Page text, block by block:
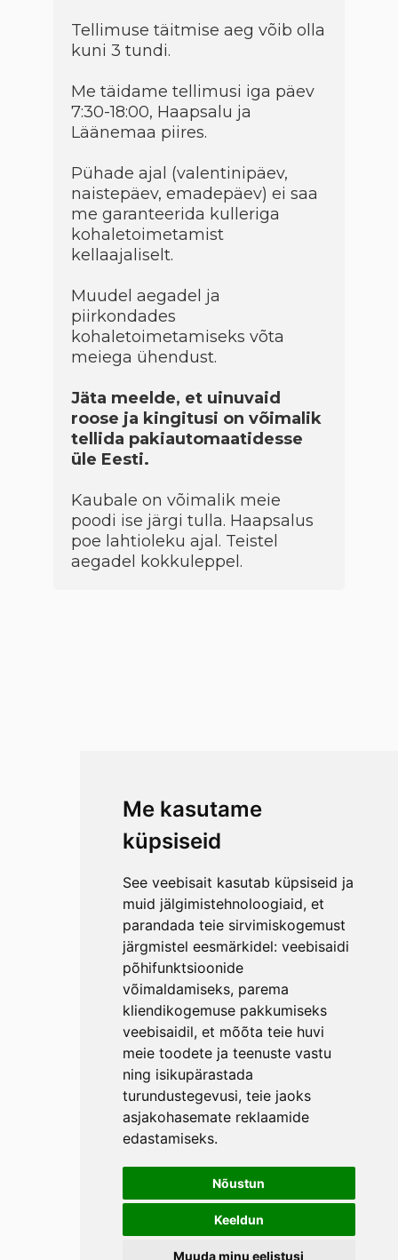
Me kasutame
küpsiseid
See veebisait kasutab küpsiseid ja
muid jälgimistehnoloogiaid, et
parandada teie sirvimiskogemust
järgmistel eesmärkidel: veebisaidi
põhifunktsioonide
võimaldamiseks, parema
kliendikogemuse pakkumiseks
veebisaidil, et mõõta teie huvi
meie toodete ja teenuste vastu
ning isikupärastada
turundustegevusi, teie jaoks
asjakohasemate reklaamide
edastamiseks.
Nõustun
Keeldun
Muuda minu eelistusi
Tellimuse täitmise aeg võib olla
kuni 3 tundi.
Me täidame tellimusi iga päev
7:30-18:00, Haapsalu ja
Läänemaa piires.
Pühade ajal (valentinipäev,
naistepäev, emadepäev) ei saa
me garanteerida kulleriga
kohaletoimetamist
kellaajaliselt.
Muudel aegadel ja
piirkondades
kohaletoimetamiseks võta
meiega ühendust.
Jäta meelde, et uinuvaid
roose ja kingitusi on võimalik
tellida pakiautomaatidesse
üle Eesti.
Kaubale on võimalik meie
poodi ise järgi tulla. Haapsalus
poe lahtioleku ajal. Teistel
aegadel kokkuleppel.